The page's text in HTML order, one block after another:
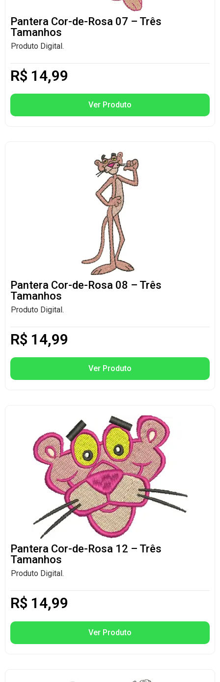
Pantera Cor-de-Rosa 07 – Três
Tamanhos
Produto Digital.
R$ 14,99
Ver Produto
Pantera Cor-de-Rosa 08 – Três
Tamanhos
Produto Digital.
R$ 14,99
Ver Produto
Pantera Cor-de-Rosa 12 – Três
Tamanhos
Produto Digital.
R$ 14,99
Ver Produto